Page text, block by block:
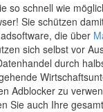
© 2026 Unser
Theme by
so schnell wie
Sie schützen
die über
sich selbst vor
durch
Adblocker zu
Sie auch Ihre